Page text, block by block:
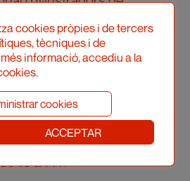
2a
telefónica
10 a 14 h
cookies pròpies i de tercers
tècniques i de
informació, accediu a la
cookies
ACCEPTAR